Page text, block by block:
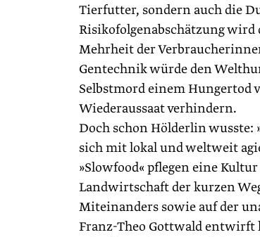
Tierfutter, sondern auch die
Risikofolgenabschätzung wird
Mehrheit der
Gentechnik würde den
Selbstmord einem Hungertod
Wiederaussaat verhindern.
Doch schon Hölderlin wusste:
sich mit lokal und weltweit
»Slowfood« pflegen eine
Landwirtschaft der kurzen
Miteinanders sowie auf der
Franz-Theo Gottwald entwirft